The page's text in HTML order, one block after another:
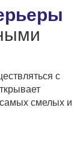
с
смелых и